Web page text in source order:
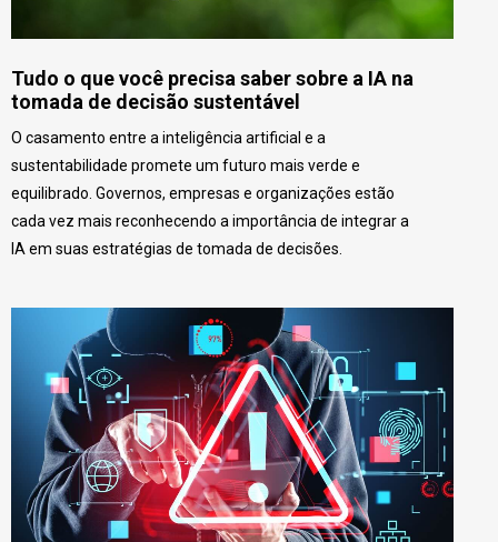
Tudo o que você precisa saber sobre a IA na
tomada de decisão sustentável
O casamento entre a inteligência artificial e a
sustentabilidade promete um futuro mais verde e
equilibrado. Governos, empresas e organizações estão
cada vez mais reconhecendo a importância de integrar a
IA em suas estratégias de tomada de decisões.